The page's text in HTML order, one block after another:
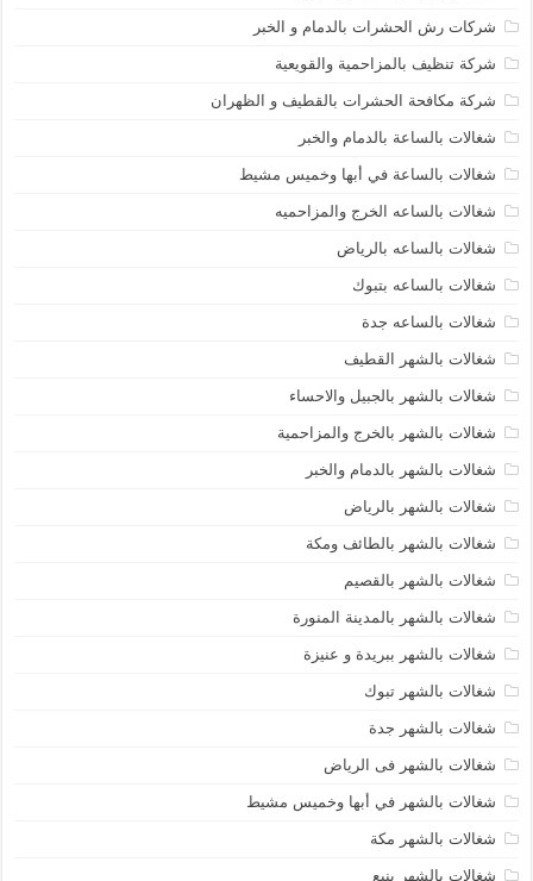
شركات رش الحشرات بالدمام و الخبر
شركة تنظيف بالمزاحمية والقويعية
شركة مكافحة الحشرات بالقطيف و الظهران
شغالات بالساعة بالدمام والخبر
شغالات بالساعة في أبها وخميس مشيط
شغالات بالساعه الخرج والمزاحميه
شغالات بالساعه بالرياض
شغالات بالساعه بتبوك
شغالات بالساعه جدة
شغالات بالشهر القطيف
شغالات بالشهر بالجبيل والاحساء
شغالات بالشهر بالخرج والمزاحمية
شغالات بالشهر بالدمام والخبر
شغالات بالشهر بالرياض
شغالات بالشهر بالطائف ومكة
شغالات بالشهر بالقصيم
شغالات بالشهر بالمدينة المنورة
شغالات بالشهر ببريدة و عنيزة
شغالات بالشهر تبوك
شغالات بالشهر جدة
شغالات بالشهر فى الرياض
شغالات بالشهر في أبها وخميس مشيط
شغالات بالشهر مكة
شغالات بالشهر ينبع